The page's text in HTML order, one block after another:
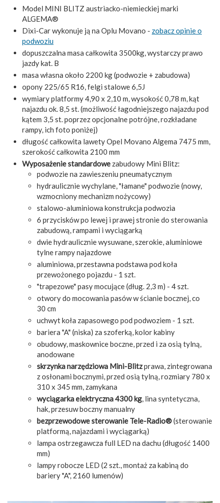
Model MINI BLITZ austriacko-niemieckiej marki
ALGEMA®
Dixi-Car wykonuje ją na Oplu Movano - zobacz opinie o
podwoziu
dopuszczalna masa całkowita 3500kg, wystarczy prawo
jazdy kat. B
masa własna około 2200 kg (podwozie + zabudowa)
opony 225/65 R16, felgi stalowe 6,5J
wymiary platformy 4,90 x 2,10 m, wysokość 0,78 m, kąt
najazdu ok. 8,5 st. (możliwość łagodniejszego najazdu pod
kątem 3,5 st. poprzez opcjonalne potrójne, rozkładane
rampy, ich foto poniżej)
długość całkowita lawety Opel Movano Algema 7475 mm,
szerokość całkowita 2100 mm
Wyposażenie standardowe zabudowy Mini Blitz:
podwozie na zawieszeniu pneumatycznym
hydraulicznie wychylane, "łamane" podwozie (nowy,
wzmocniony mechanizm nożycowy)
stalowo-aluminiowa konstrukcja podwozia
6 przycisków po lewej i prawej stronie do sterowania
zabudową, rampami i wyciągarką
dwie hydraulicznie wysuwane, szerokie, aluminiowe
tylne rampy najazdowe
aluminiowa, przestawna podstawa pod koła
przewożonego pojazdu - 1 szt.
"trapezowe" pasy mocujące (dług. 2,3 m) - 4 szt.
otwory do mocowania pasów w ścianie bocznej, co
30 cm
uchwyt koła zapasowego pod podwoziem - 1 szt.
bariera "A" (niska) za szoferką, kolor kabiny
obudowy, maskownice boczne, przed i za osią tylną,
anodowane
skrzynka narzędziowa Mini-Blitzprawa, zintegrowana
z osłonami bocznymi, przed osią tylną, rozmiary 780 x
310 x 345 mm, zamykana
wyciągarka elektryczna 4300 kg, lina syntetyczna,
hak, przesuw boczny manualny
bezprzewodowe sterowanie Tele-Radio®(sterowanie
platformą, najazdami i wyciągarką)
lampa ostrzegawcza full LED na dachu (długość 1400
mm)
lampy robocze LED (2 szt., montaż za kabiną do
bariery "A", 2160 lumenów)